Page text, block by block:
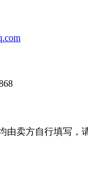
由卖方自行填写，